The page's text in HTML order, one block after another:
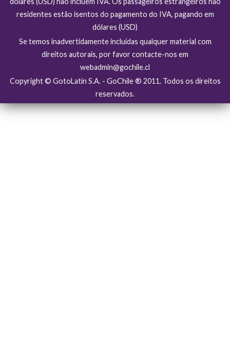
residentes estão isentos do pagamento do IVA, pagando em
dólares (USD)
Se temos inadvertidamente incluídas qualquer material com
direitos autorais, por favor contacte-nos em
webadmin@gochile.cl
Copyright © GotoLatin S.A. - GoChile ® 2011. Todos os direitos
reservados.